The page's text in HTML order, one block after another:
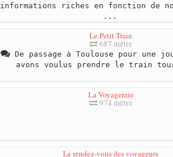
informations riches en fonction de
...
Le Petit Train
687 mètre
De passage à Toulouse pour une
avons voulus prendre le train
La Voyageraie
974 mètre
Le rendez-vous des voyageurs